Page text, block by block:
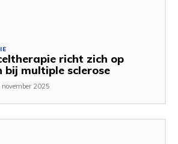
richt zich op
bij multiple sclerose
november 2025